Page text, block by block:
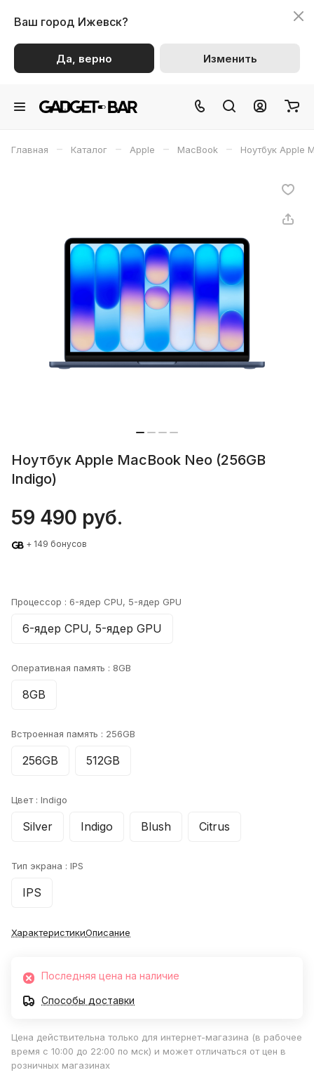
Ваш город Ижевск?
Да, верно Изменить
Главная – Каталог – Apple – MacBook – Ноутбук Apple
Ноутбук Apple MacBook Neo (256GB
Indigo)
59 490 руб.
+ 149 бонусов
Процессор : 6-ядер CPU, 5-ядер GPU
6-ядер CPU, 5-ядер GPU
Оперативная память : 8GB
8GB
Встроенная память : 256GB
256GB 512GB
Цвет : Indigo
Silver Indigo Blush Citrus
Тип экрана : IPS
IPS
ХарактеристикиОписание
Последняя цена на наличие
Способы доставки
Цена действительна только для интернет-магазина (в рабочее
время с 10:00 до 22:00 по мск) и может отличаться от цен в
розничных магазинах